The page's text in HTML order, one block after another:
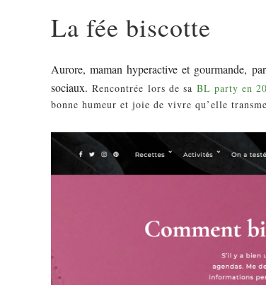
La fée biscotte
Aurore, maman hyperactive et gourmande,
sociaux.Rencontrée lors de sa BL party en
bonne humeur et joie de vivre qu’elle